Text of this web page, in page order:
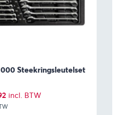
Steekringsleutelset
Huidige
prijs
incl. BTW